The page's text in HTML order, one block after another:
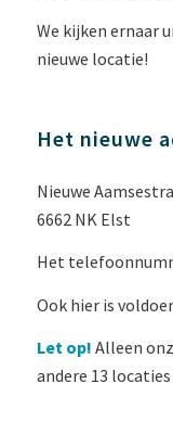
We kijken ernaar
nieuwe locatie!
Het nieuwe
Nieuwe
6662 NK Elst
Het
Ook hier is
Let op! Alleen
andere 13